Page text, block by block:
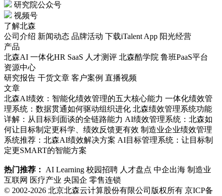
研究院公众号
视频号
了解北森
公司介绍 新闻动态 品牌活动 下载iTalent App 阳光经营
产品
北森AI 一体化HR SaaS 人才测评 北森酷学院 鲁班PaaS平台
资源中心
研究报告 干货文章 客户案例 直播视频
文章
北森AI绩效：智能化绩效管理的五大核心能力 一体化绩效管
理系统：数据贯通如何驱动组织进化 北森绩效管理系统功能
详解：从目标到面谈的全链路能力 AI绩效管理系统：北森如
何让目标制定更科学、绩效反馈更有效 制造业企业绩效管理
系统推荐：北森AI绩效解决方案 AI目标管理系统：让目标制
定更SMART的智能方案
热门推荐： AI Learning 校园招聘 人才盘点 中企出海 制造业
互联网 医疗产业 央国企 零售连锁
© 2002-2026 北京北森云计算股份有限公司版权所有 京ICP备